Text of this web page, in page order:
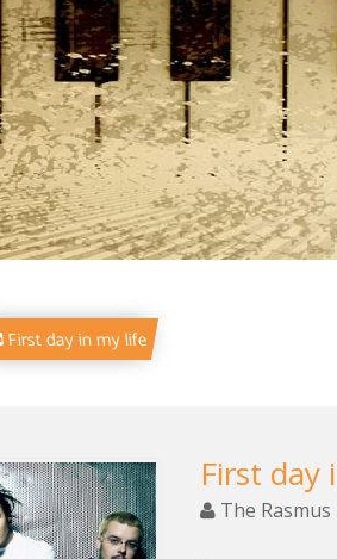
First day in my life
First day
The Rasmus